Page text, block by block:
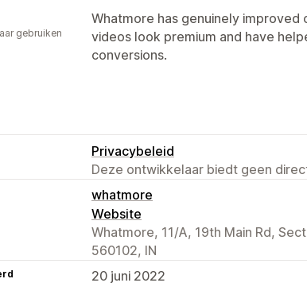
Whatmore has genuinely
videos look premium and have
conversions.
gebruiken
Privacybeleid
Deze ontwikkelaar biedt geen
whatmore
Website
Whatmore, 11/A, 19th Main Rd,
560102, IN
20 juni 2022